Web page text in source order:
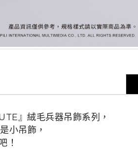
』絨毛兵器吊飾系列，
小吊飾，
！